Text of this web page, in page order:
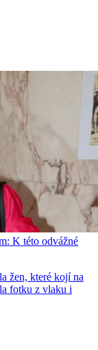
K této odvážné
žen, které kojí na
fotku z vlaku i